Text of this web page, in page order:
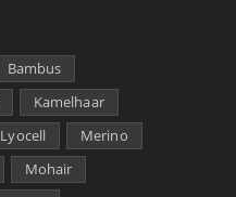
Bambus
Kamelhaar
Lyocell
Merino
Mohair